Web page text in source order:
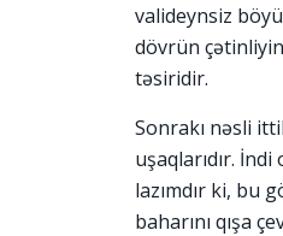
valideynsiz
dövrün
təsiridir.
Sonrakı nəsli
uşaqlarıdır.
lazımdır ki, bu
baharını qışa